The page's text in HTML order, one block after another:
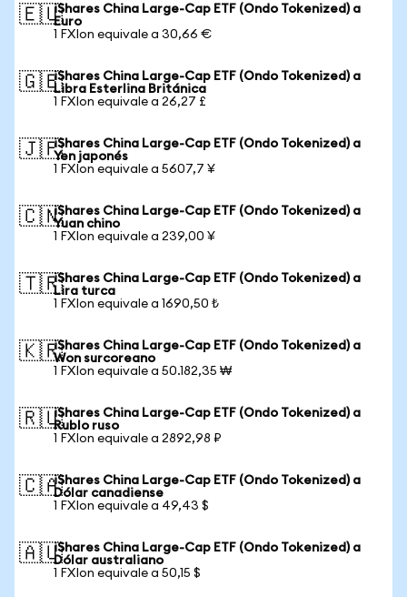
🇪🇺iShares China Large-Cap ETF (Ondo Tokenized) a
Euro
1 FXIon equivale a 30,66 €
🇬🇧iShares China Large-Cap ETF (Ondo Tokenized) a
Libra Esterlina Británica
1 FXIon equivale a 26,27 £
🇯🇵iShares China Large-Cap ETF (Ondo Tokenized) a
Yen japonés
1 FXIon equivale a 5607,7 ¥
🇨🇳iShares China Large-Cap ETF (Ondo Tokenized) a
Yuan chino
1 FXIon equivale a 239,00 ¥
🇹🇷iShares China Large-Cap ETF (Ondo Tokenized) a
Lira turca
1 FXIon equivale a 1690,50 ₺
🇰🇷iShares China Large-Cap ETF (Ondo Tokenized) a
Won surcoreano
1 FXIon equivale a 50.182,35 ₩
🇷🇺iShares China Large-Cap ETF (Ondo Tokenized) a
Rublo ruso
1 FXIon equivale a 2892,98 ₽
🇨🇦iShares China Large-Cap ETF (Ondo Tokenized) a
Dólar canadiense
1 FXIon equivale a 49,43 $
🇦🇺iShares China Large-Cap ETF (Ondo Tokenized) a
Dólar australiano
1 FXIon equivale a 50,15 $